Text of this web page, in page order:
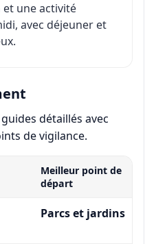
et une activité
avec déjeuner et
détaillés avec
de vigilance.
Meilleur point de
départ
Parcs et jardins